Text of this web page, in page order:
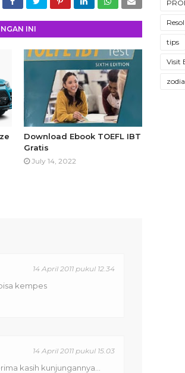
INI
Download Ebook TOEFL IBT
Gratis
July 14, 2022
14 April 2011 pukul 12.34
kempes
14 April 2011 pukul 15.03
kasih kunjungannya...
tips
Visit